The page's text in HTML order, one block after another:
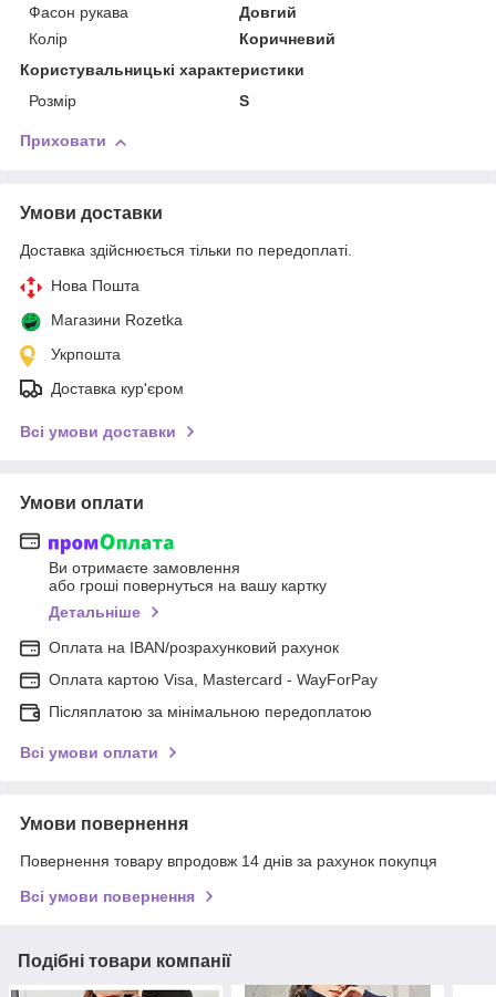
Фасон рукава
Довгий
Колір
Коричневий
Користувальницькі характеристики
Розмір
S
Приховати
Умови доставки
Доставка здійснюється тільки по передоплаті.
Нова Пошта
Магазини Rozetka
Укрпошта
Доставка кур'єром
Всі умови доставки
Умови оплати
Ви отримаєте замовлення
або гроші повернуться на вашу картку
Детальніше
Оплата на IBAN/розрахунковий рахунок
Оплата картою Visa, Mastercard - WayForPay
Післяплатою за мінімальною передоплатою
Всі умови оплати
Умови повернення
Повернення товару впродовж 14 днів за рахунок покупця
Всі умови повернення
Подібні товари компанії